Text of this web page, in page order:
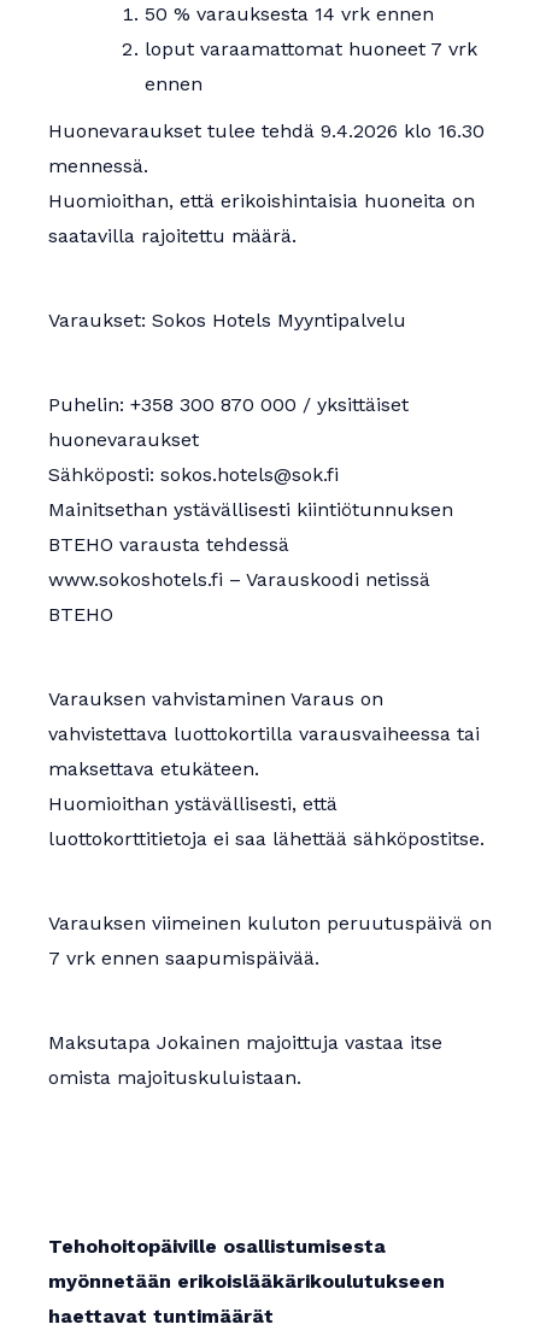
50 % varauksesta 14 vrk ennen
loput varaamattomat huoneet 7 vrk
ennen
Huonevaraukset tulee tehdä 9.4.2026 klo 16.30
mennessä.
Huomioithan, että erikoishintaisia huoneita on
saatavilla rajoitettu määrä.
Varaukset: Sokos Hotels Myyntipalvelu
Puhelin: +358 300 870 000 / yksittäiset
huonevaraukset
Sähköposti: sokos.hotels@sok.fi
Mainitsethan ystävällisesti kiintiötunnuksen
BTEHO varausta tehdessä
www.sokoshotels.fi – Varauskoodi netissä
BTEHO
Varauksen vahvistaminen Varaus on
vahvistettava luottokortilla varausvaiheessa tai
maksettava etukäteen.
Huomioithan ystävällisesti, että
luottokorttitietoja ei saa lähettää sähköpostitse.
Varauksen viimeinen kuluton peruutuspäivä on
7 vrk ennen saapumispäivää.
Maksutapa Jokainen majoittuja vastaa itse
omista majoituskuluistaan.
Tehohoitopäiville osallistumisesta
myönnetään erikoislääkärikoulutukseen
haettavat tuntimäärät